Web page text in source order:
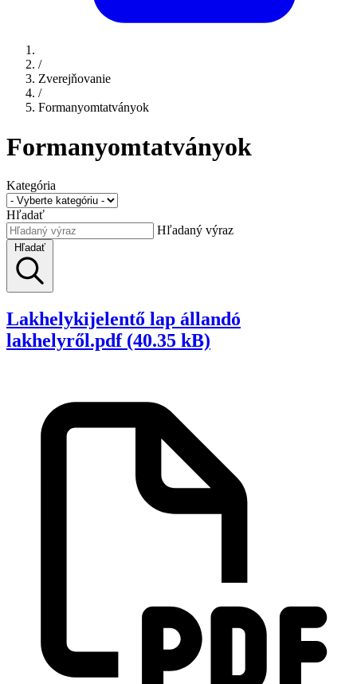
/
Zverejňovanie
/
Formanyomtatványok
Formanyomtatványok
Kategória
Hľadať
Hľadaný výraz
Hľadať
Lakhelykijelentő lap állandó
lakhelyről.pdf (40.35 kB)